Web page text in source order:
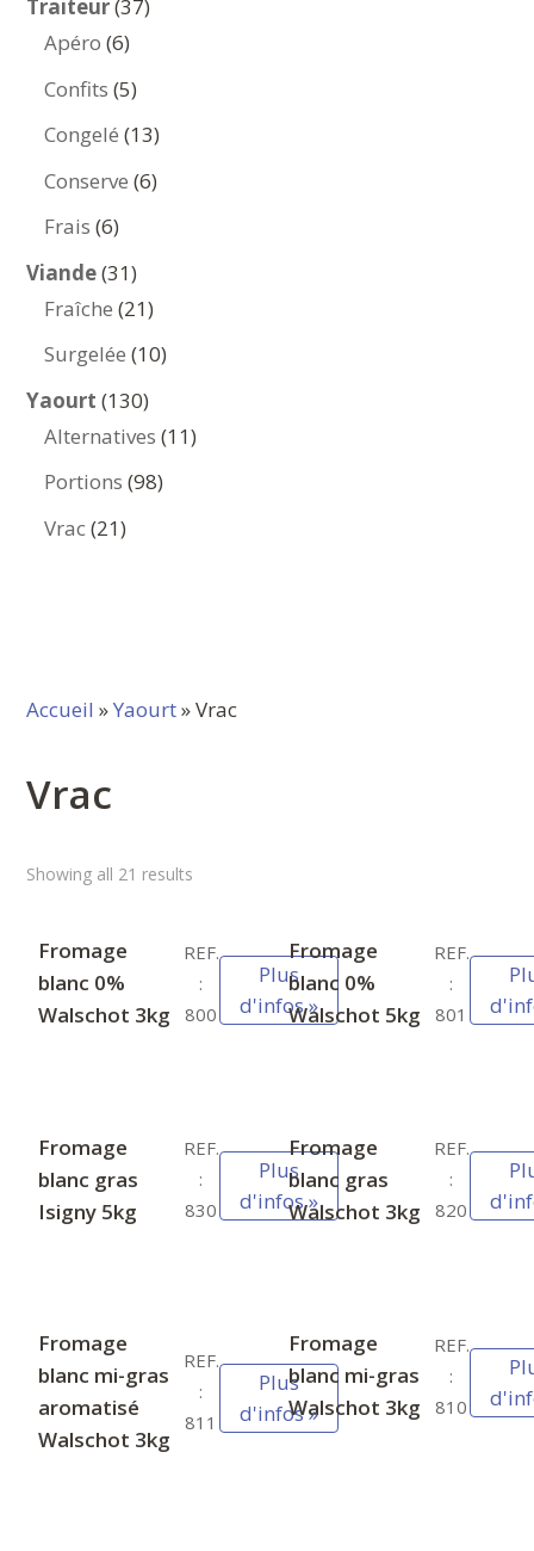
Traiteur 37
Apéro 66
produits
Confits 55
produits
Congelé 1313
produits
Conserve 66
Frais 66
produits
Viande 3131
produits
Fraîche 2121
produits
Surgelée 1010
Yaourt 130130
produits
Alternatives 1111
Portions 9898
Vrac 2121
Accueil »Yaourt» Vrac
Vrac
Showing all 21 results
Fromage
blanc 0%
Walschot 3kg
REF.
:
800
Plus
d'infos »
Fromage
blanc 0%
Walschot 5kg
REF.
:
801
Fromage
blanc gras
Isigny 5kg
REF.
:
830
Plus
d'infos »
Fromage
blanc gras
Walschot 3kg
REF.
:
820
Fromage
blanc mi-gras
aromatisé
Walschot 3kg
REF.
:
811
Plus
d'infos »
Fromage
blanc mi-gras
Walschot 3kg
REF.
:
810